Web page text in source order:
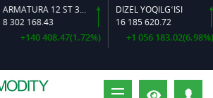
ARMATURA 12 ST 35 GS O‘LCHAMLI
8 302 168.43
+140 408.47(1.72%)
DIZEL YOQILG‘ISI
16 185 620.72
+1 056 183.02(6.98%)